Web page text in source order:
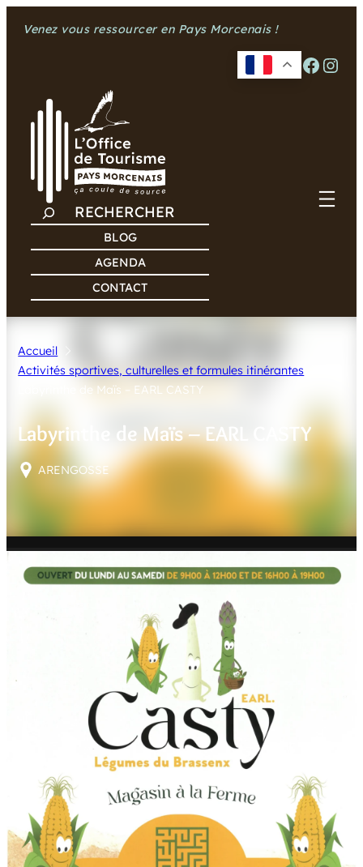
Venez vous ressourcer en Pays Morcenais !
Facebook Instagram
C
H
R
H
E
BLOG
AGENDA
CONTACT
Accueil
Activités sportives, culturelles et formules itinérantes
Labyrinthe de Maïs – EARL CASTY
Labyrinthe de Maïs – EARL CASTY
ARENGOSSE